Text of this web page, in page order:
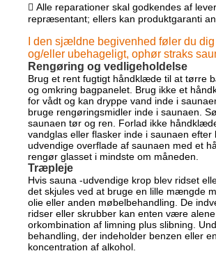
 Alle reparationer skal godkendes af
repræsentant; ellers kan produktgaranti
I den sjældne begivenhed føler du
og/eller ubehageligt, ophør straks
Rengøring og vedligeholdelse
Brug et rent fugtigt håndklæde til at tørre
og omkring bagpanelet. Brug ikke et
for vådt og kan dryppe vand inde i
bruge rengøringsmidler inde i saunaen.
saunaen tør og ren. Forlad ikke
vandglas eller flasker inde i saunaen efter
udvendige overflade af saunaen med et
rengør glasset i mindste om måneden.
Træpleje
Hvis sauna -udvendige krop blev ridset
det skjules ved at bruge en lille mængde
olie eller anden møbelbehandling. De
ridser eller skrubber kan enten være
orkombination af limning plus slibning.
behandling, der indeholder benzen eller
koncentration af alkohol.